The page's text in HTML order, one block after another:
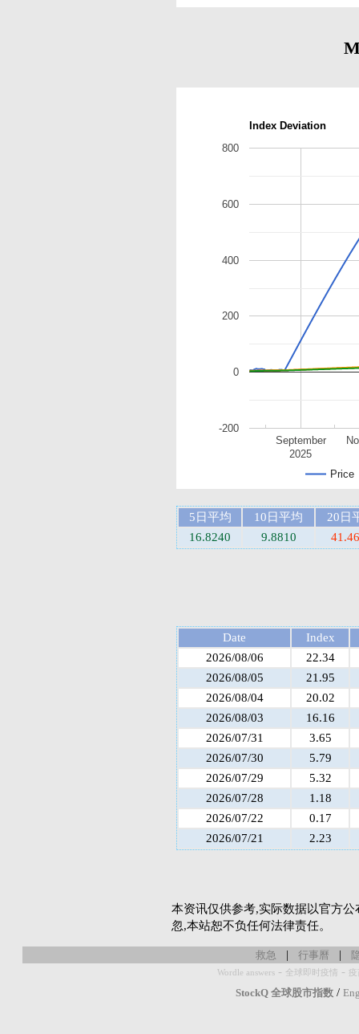
Index Deviation
Price
September
2025
-200
0
200
400
600
800
5日平均 10日平均
20日
16.8240
9.8810
Date
Index
2026/08/06
22.34
2026/08/05
21.95
2026/08/04
20.02
2026/08/03
16.16
2026/07/31
3.65
2026/07/30
5.79
2026/07/29
5.32
2026/07/28
1.18
2026/07/22
0.17
2026/07/21
2.23
本资讯仅供参考,实际数据以官方
忽,本站恕不负任何法律责任。
救急 | 行事曆 |
Wordle answers - 全球即时疫情 -
StockQ 全球股市指数 /